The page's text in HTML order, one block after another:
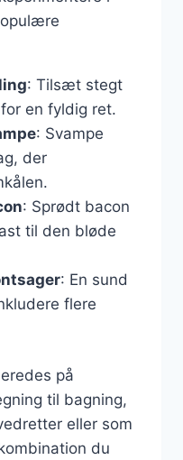
: Tilsæt stegt
en fyldig ret.
: Svampe
der
: Sprødt bacon
til den bløde
: En sund
flere
på
til bagning,
eller som
du